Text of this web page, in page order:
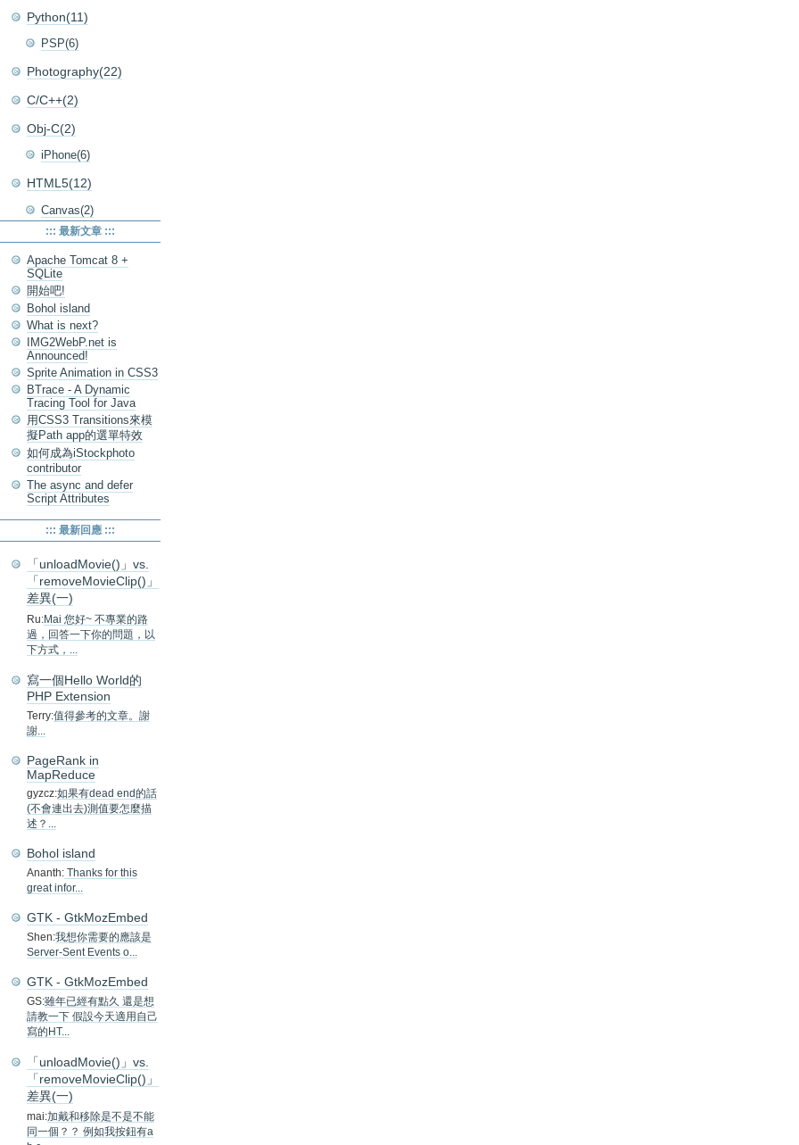
Python(11)
PSP(6)
Photography(22)
C/C++(2)
Obj-C(2)
iPhone(6)
HTML5(12)
Canvas(2)
::: 最新文章 :::
Apache Tomcat 8 +
SQLite
開始吧!
Bohol island
What is next?
IMG2WebP.net is
Announced!
Sprite Animation in CSS3
BTrace - A Dynamic
Tracing Tool for Java
用CSS3 Transitions來模
擬Path app的選單特效
如何成為iStockphoto
contributor
The async and defer
Script Attributes
::: 最新回應 :::
「unloadMovie()」vs.
「removeMovieClip()」
差異(一)
Ru:Mai 您好~ 不專業的路
過，回答一下你的問題，以
下方式，...
寫一個Hello World的
PHP Extension
Terry:值得參考的文章。謝
謝...
PageRank in
MapReduce
gyzcz:如果有dead end的話
(不會連出去)測值要怎麼描
述？...
Bohol island
Ananth: Thanks for this
great infor...
GTK - GtkMozEmbed
Shen:我想你需要的應該是
Server-Sent Events o...
GTK - GtkMozEmbed
GS:雖年已經有點久 還是想
請教一下 假設今天適用自己
寫的HT...
「unloadMovie()」vs.
「removeMovieClip()」
差異(一)
mai:加戴和移除是不是不能
同一個？？ 例如我按鈕有a